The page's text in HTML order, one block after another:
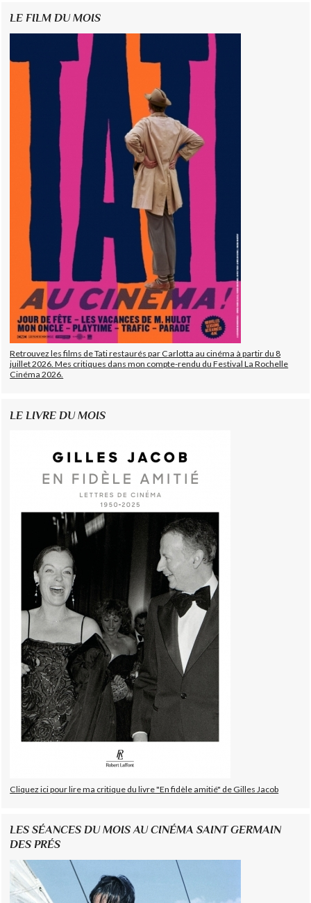
LE FILM DU MOIS
Retrouvez les films de Tati restaurés par Carlotta au cinéma à partir du 8
juillet 2026. Mes critiques dans mon compte-rendu du Festival La Rochelle
Cinéma 2026.
LE LIVRE DU MOIS
Cliquez ici pour lire ma critique du livre "En fidèle amitié" de Gilles Jacob
LES SÉANCES DU MOIS AU CINÉMA SAINT GERMAIN
DES PRÉS